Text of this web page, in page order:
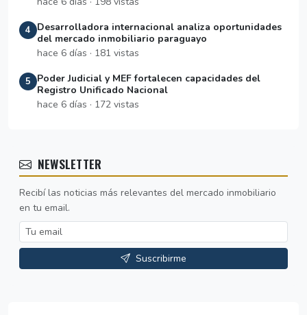
4
Desarrolladora internacional analiza oportunidades
del mercado inmobiliario paraguayo
hace 6 días · 181 vistas
5
Poder Judicial y MEF fortalecen capacidades del
Registro Unificado Nacional
hace 6 días · 172 vistas
NEWSLETTER
Recibí las noticias más relevantes del mercado inmobiliario
en tu email.
Suscribirme